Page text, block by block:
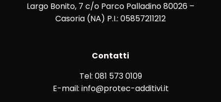
Largo Bonito, 7 c/o Parco Palladino 80026 –
Casoria (NA) P.I.: 05857211212
Contatti
Tel: 081 573 0109
E-mail: info@protec-additivi.it